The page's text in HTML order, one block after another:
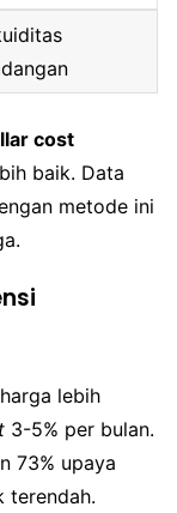
cost
baik. Data
metode ini
lebih
3-5% per bulan.
73% upaya
terendah.